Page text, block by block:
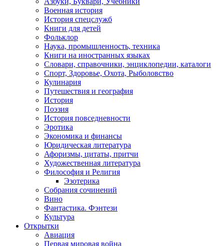
Военная история
История спецслужб
Книги для детей
Фольклор
Наука, промышленность, техника
Книги на иностранных языках
Словари, справочники, энциклопедии, каталоги
Спорт, Здоровье, Охота, Рыболовство
Кулинария
Путешествия и география
История
Поэзия
История повседневности
Эротика
Экономика и финансы
Юридическая литература
Афоризмы, цитаты, притчи
Художественная литература
Философия и Религия
Эзотерика
Собрания сочинений
Вино
Фантастика. Фэнтези
Культура
Открытки
Авиация
Первая мировая война